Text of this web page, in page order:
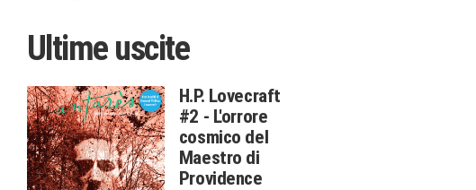
Ultime uscite
H.P. Lovecraft
#2 - L'orrore
cosmico del
Maestro di
Providence